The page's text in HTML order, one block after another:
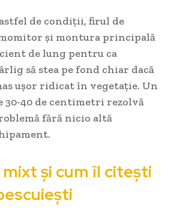
astfel de condiții, firul de
și montura principală
de lung pentru ca
să stea pe fond chiar dacă
ușor ridicat în vegetație. Un
30-40 de centimetri rezolvă
fără nicio altă
și cum îl citești